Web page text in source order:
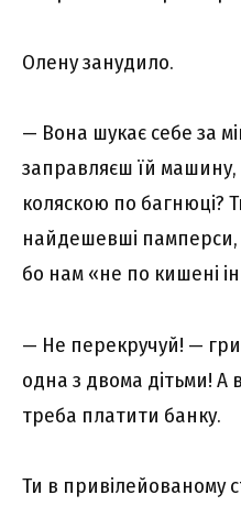
Олену занудило.
— Вона шукає себе за
заправляєш їй машину,
коляскою по багнюці?
найдешевші памперси,
бо нам «не по кишені
— Не перекручуй! —
одна з двома дітьми! А
треба платити банку.
Ти в привілейованому